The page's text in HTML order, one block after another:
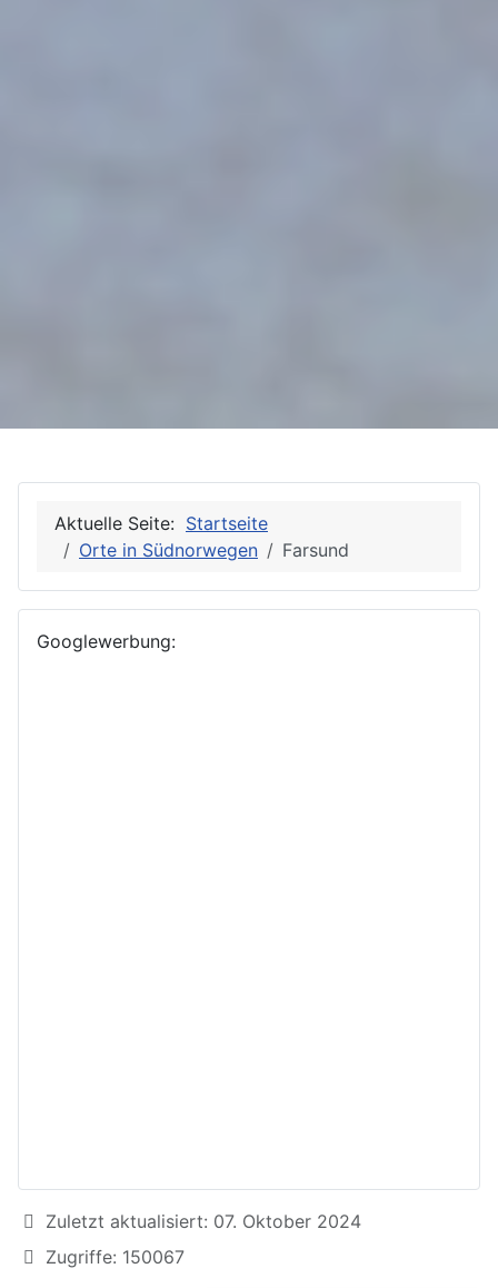
Aktuelle Seite: Startseite
Orte in Südnorwegen
Farsund
Googlewerbung:
Details
Zuletzt aktualisiert: 07. Oktober 2024
Zugriffe: 150067